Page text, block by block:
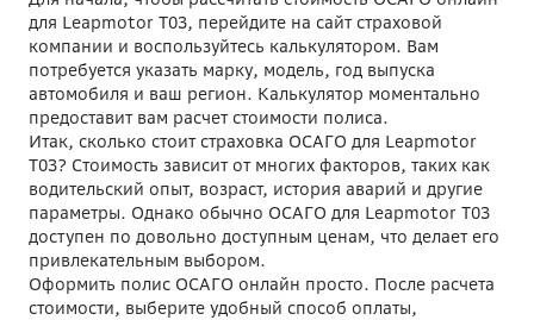
для Leapmotor T03, перейдите на сайт страховой
компании и воспользуйтесь калькулятором. Вам
потребуется указать марку, модель, год выпуска
автомобиля и ваш регион. Калькулятор моментально
предоставит вам расчет стоимости полиса.
Итак, сколько стоит страховка ОСАГО для Leapmotor
T03? Стоимость зависит от многих факторов, таких как
водительский опыт, возраст, история аварий и другие
параметры. Однако обычно ОСАГО для Leapmotor T03
доступен по довольно доступным ценам, что делает его
привлекательным выбором.
Оформить полис ОСАГО онлайн просто. После расчета
стоимости, выберите удобный способ оплаты,